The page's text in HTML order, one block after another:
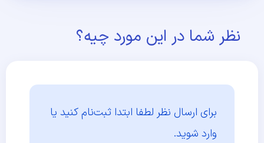
نظر شما در این مورد چیه؟
برای ارسال نظر لطفا ابتدا ثبت‌نام کنید یا
وارد شوید.